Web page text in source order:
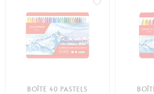
BOÎTE 40 PASTELS